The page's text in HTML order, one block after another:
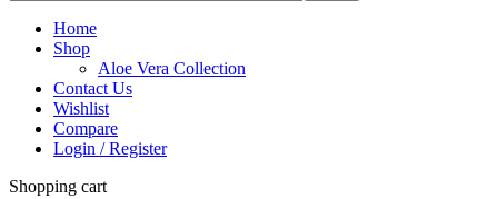
Home
Shop
Aloe Vera Collection
Contact Us
Wishlist
Compare
Login / Register
Shopping cart